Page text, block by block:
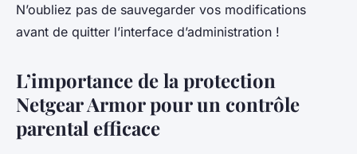
N’oubliez pas de sauvegarder vos modifications
avant de quitter l’interface d’administration !
L’importance de la protection
Netgear Armor pour un contrôle
parental efficace